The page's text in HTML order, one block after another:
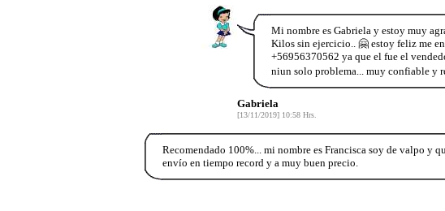
Mi nombre es Gabriela y estoy muy
Kilos sin ejercicio.. 🤗 estoy feliz me
+56956370562 ya que el fue el
niun solo problema... muy confiable y
Gabriela
[13/11/2019] 10:58 Hrs.
Recomendado 100%... mi nombre es Francisca soy de valpo y
envío en tiempo record y a muy buen precio.